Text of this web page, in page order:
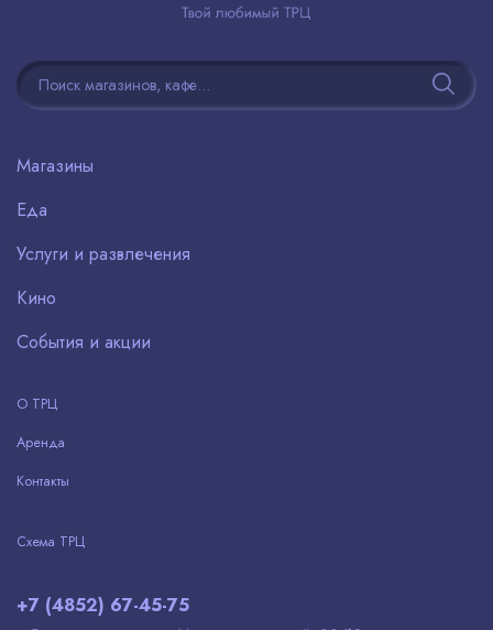
Магазины
Еда
Услуги и развлечения
Кино
События и акции
О ТРЦ
Аренда
Контакты
Схема ТРЦ
+7 (4852) 67-45-75